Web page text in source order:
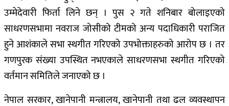
उम्मेदेवारी फिर्ता लिने छन् । पुस २ गते शनिबार बोलाइएको
साधरणसभामा नवराज जोसीको टीमको अन्य पदाधिकारी पराजित
हुने आशंकाले सभा स्थगीत गरिएको उपभोक्ताहरुको आरोप छ । तर
गणपुरक संख्या उपस्थित नभएकाले साधरणसभा स्थगीत गरिएको
वर्तमान समितिले जनाएको छ ।
नेपाल सरकार, खानेपानी मन्त्रालय, खानेपानी तथा ढल व्यवस्थापन